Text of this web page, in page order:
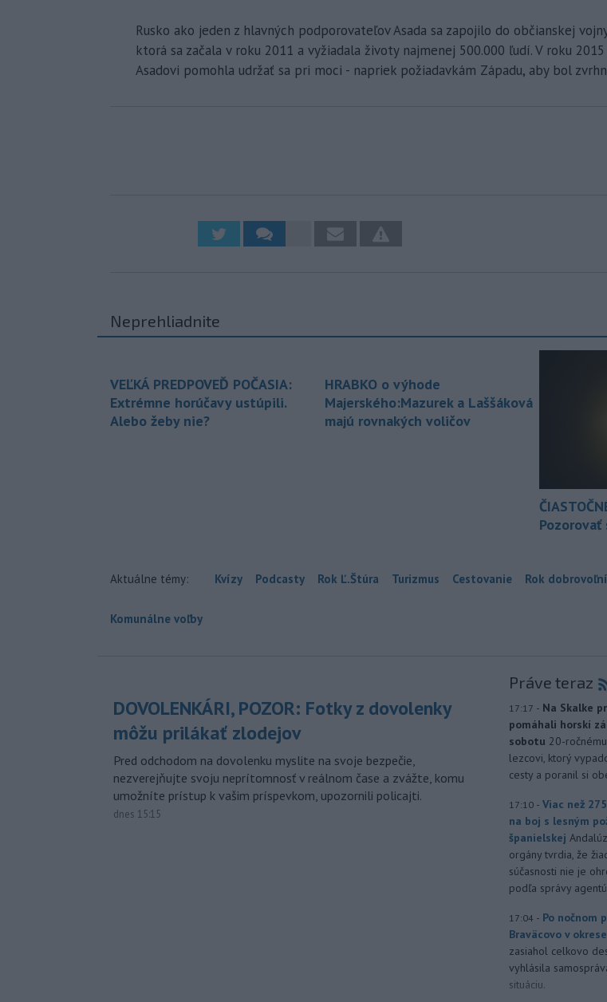
Rusko ako jeden z hlavných podporovateľov Asada sa zapojilo do občianskej
ktorá sa začala v roku 2011 a vyžiadala životy najmenej 500.000 ľudí. V roku
Asadovi pomohla udržať sa pri moci - napriek požiadavkám Západu, aby bol
Neprehliadnite
VEĽKÁ PREDPOVEĎ POČASIA:
Extrémne horúčavy ustúpili.
Alebo žeby nie?
HRABKO o výhode
Majerského:Mazurek a Laššáková
majú rovnakých voličov
Aktuálne témy: Kvízy Podcasty Rok Ľ.Štúra Turizmus Cestovanie Rok
Komunálne voľby
DOVOLENKÁRI, POZOR: Fotky z dovolenky
môžu prilákať zlodejov
Pred odchodom na dovolenku myslite na svoje bezpečie,
nezverejňujte svoju neprítomnosť v reálnom čase a zvážte, komu
umožníte prístup k vašim príspevkom, upozornili policajti.
dnes 15:15
Práve teraz
17:17 - Na Skalke
pomáhali horskí
sobotu 20-
lezcovi, ktorý
cesty a poranil si
17:10 - Viac než
na boj s lesným
španielskej
orgány tvrdia, že
súčasnosti nie je
podľa správy
17:04 - Po nočnom
Braväcovo v
zasiahol celkovo
vyhlásila
situáciu.